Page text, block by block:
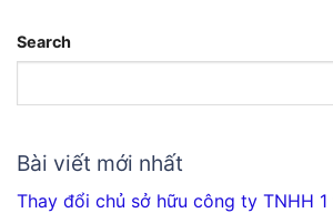
Search
Bài viết mới nhất
Thay đổi chủ sở hữu công ty TNHH